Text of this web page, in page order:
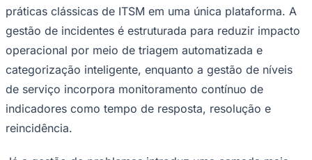
São Paulo
Outro ponto relevante está na gestão de mudanças, que
passa a integrar o ciclo operacional com controle de
impacto, aprovação estruturada e registro histórico.
Esse componente tende a ganhar importância à medida
que ambientes corporativos se tornam mais dinâmicos e
interdependentes, especialmente em arquiteturas
híbridas e orientadas a serviços.